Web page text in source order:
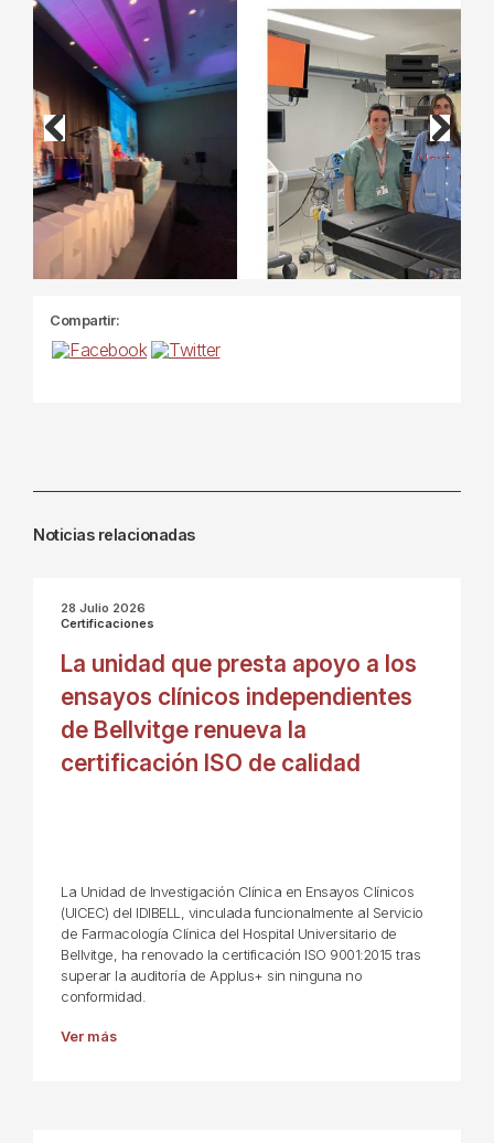
Previous Next
Compartir:
Noticias relacionadas
28 Julio 2026
Certificaciones
La unidad que presta apoyo a los
ensayos clínicos independientes
de Bellvitge renueva la
certificación ISO de calidad
La Unidad de Investigación Clínica en Ensayos Clínicos
(UICEC) del IDIBELL, vinculada funcionalmente al Servicio
de Farmacología Clínica del Hospital Universitario de
Bellvitge, ha renovado la certificación ISO 9001:2015 tras
superar la auditoría de Applus+ sin ninguna no
conformidad.
Ver más